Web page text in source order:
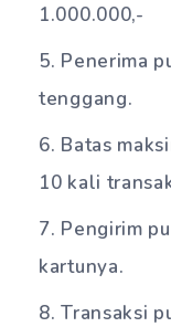
1.000.000,-
Penerima
tenggang.
Batas
10 kali
Pengirim
kartunya.
Transaksi